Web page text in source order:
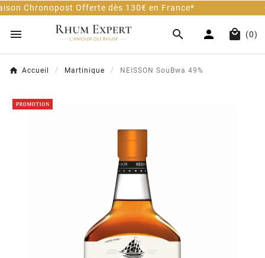
130€ en France* Client 100% Satisfait -
    (0)
Accueil Martinique NEISSON SouBwa 49%